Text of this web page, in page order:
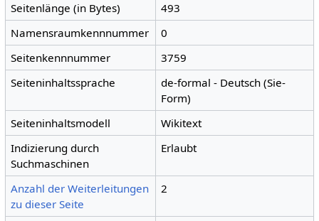
Seitenlänge (in Bytes)
493
Namensraumkennnummer
0
Seitenkennnummer
3759
Seiteninhaltssprache
de-formal - Deutsch (Sie-
Form)
Seiteninhaltsmodell
Wikitext
Indizierung durch
Suchmaschinen
Erlaubt
Anzahl der Weiterleitungen
zu dieser Seite
2